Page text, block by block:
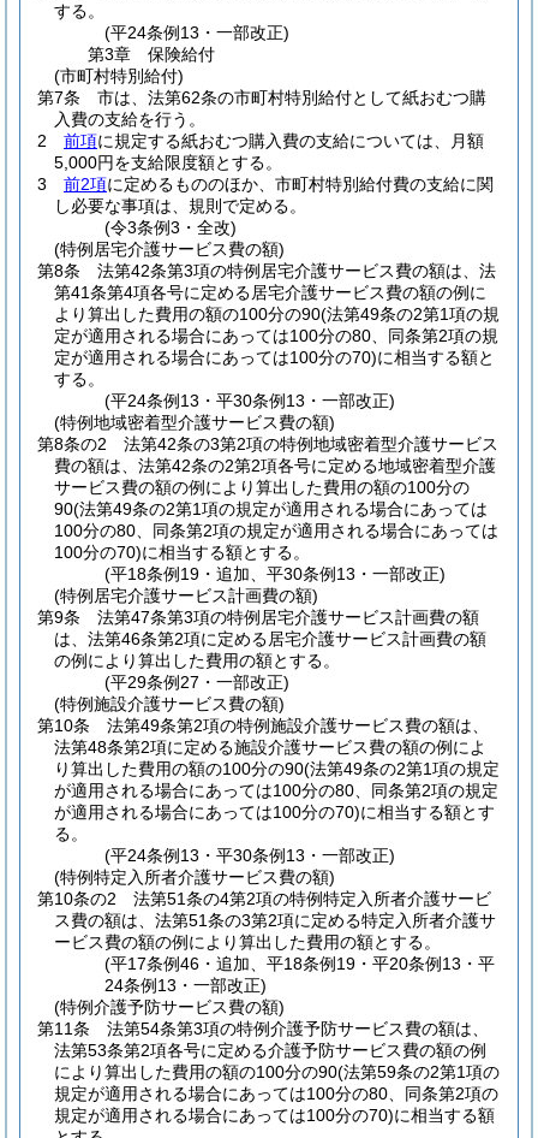
する。
(平24条例13・一部改正)
第3章
保険給付
(市町村特別給付)
第7条
市は、法第62条の市町村特別給付として紙おむつ購
入費の支給を行う。
2
前項に規定する紙おむつ購入費の支給については、月額
5,000円を支給限度額とする。
3
前2項に定めるもののほか、市町村特別給付費の支給に関
し必要な事項は、規則で定める。
(令3条例3・全改)
(特例居宅介護サービス費の額)
第8条
法第42条第3項の特例居宅介護サービス費の額は、法
第41条第4項各号に定める居宅介護サービス費の額の例に
より算出した費用の額の100分の90(法第49条の2第1項の規
定が適用される場合にあっては100分の80、同条第2項の規
定が適用される場合にあっては100分の70)に相当する額と
する。
(平24条例13・平30条例13・一部改正)
(特例地域密着型介護サービス費の額)
第8条の2
法第42条の3第2項の特例地域密着型介護サービス
費の額は、法第42条の2第2項各号に定める地域密着型介護
サービス費の額の例により算出した費用の額の100分の
90(法第49条の2第1項の規定が適用される場合にあっては
100分の80、同条第2項の規定が適用される場合にあっては
100分の70)に相当する額とする。
(平18条例19・追加、平30条例13・一部改正)
(特例居宅介護サービス計画費の額)
第9条
法第47条第3項の特例居宅介護サービス計画費の額
は、法第46条第2項に定める居宅介護サービス計画費の額
の例により算出した費用の額とする。
(平29条例27・一部改正)
(特例施設介護サービス費の額)
第10条
法第49条第2項の特例施設介護サービス費の額は、
法第48条第2項に定める施設介護サービス費の額の例によ
り算出した費用の額の100分の90(法第49条の2第1項の規定
が適用される場合にあっては100分の80、同条第2項の規定
が適用される場合にあっては100分の70)に相当する額とす
る。
(平24条例13・平30条例13・一部改正)
(特例特定入所者介護サービス費の額)
第10条の2
法第51条の4第2項の特例特定入所者介護サービ
ス費の額は、法第51条の3第2項に定める特定入所者介護サ
ービス費の額の例により算出した費用の額とする。
(平17条例46・追加、平18条例19・平20条例13・平
24条例13・一部改正)
(特例介護予防サービス費の額)
第11条
法第54条第3項の特例介護予防サービス費の額は、
法第53条第2項各号に定める介護予防サービス費の額の例
により算出した費用の額の100分の90(法第59条の2第1項の
規定が適用される場合にあっては100分の80、同条第2項の
規定が適用される場合にあっては100分の70)に相当する額